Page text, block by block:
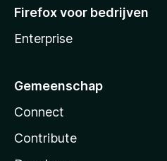
Firefox voor bedrijven
Enterprise
Gemeenschap
Connect
Contribute